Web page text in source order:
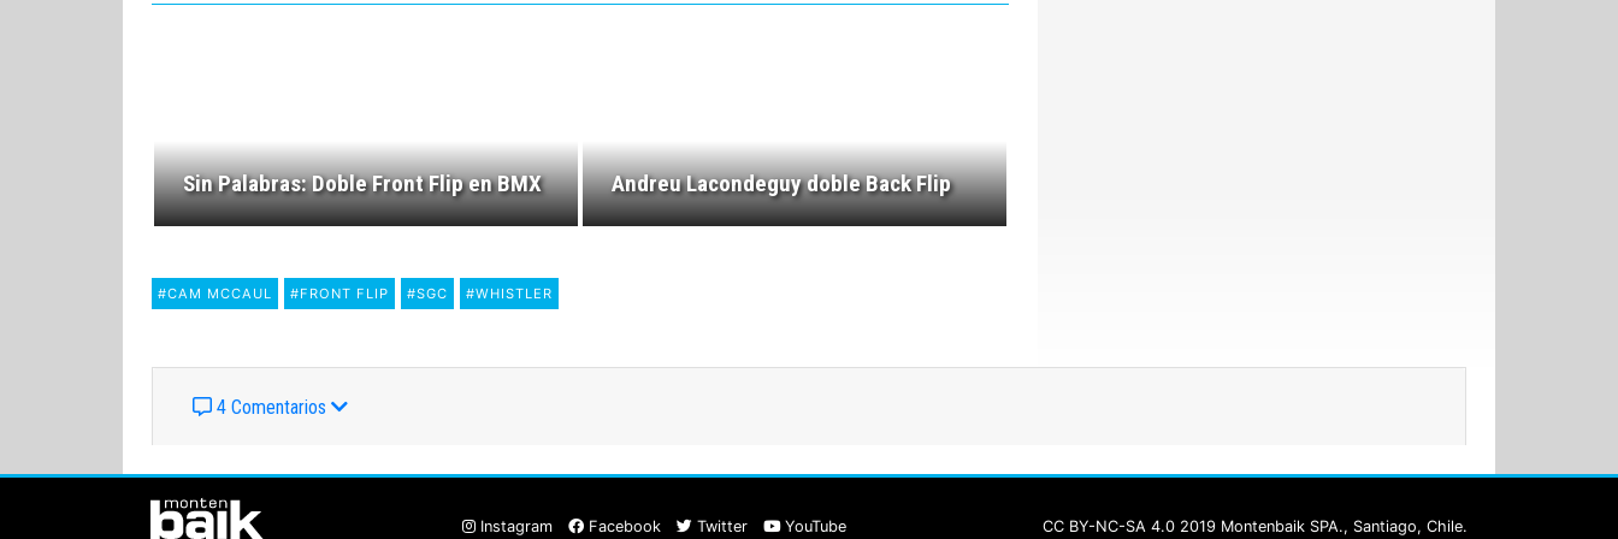
Sin Palabras: Doble Front Flip en BMX Andreu Lacondeguy doble Back Flip
#CAM MCCAUL #FRONT FLIP #SGC #WHISTLER
4 Comentarios
Instagram Facebook Twitter YouTube CC BY-NC-SA 4.0 2019 Montenbaik SPA., Santiago, Chile.